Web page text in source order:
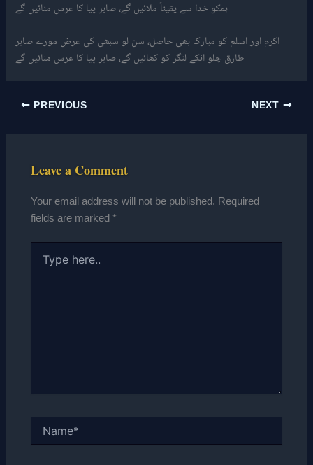
ہمکو خدا سے یقیناً ملائیں گے، صابر پیا کا عرس منائیں گے
اکرم اور اسلم کو مبارک بھی حاصل، سن لو سبھی کی عرض مورے صابر
طارق چلو انکے لنگر کو کھائیں گے، صابر پیا کا عرس منائیں گے
PREVIOUS NEXT
Leave a Comment
Your email address will not be published. Required
fields are marked*
here..